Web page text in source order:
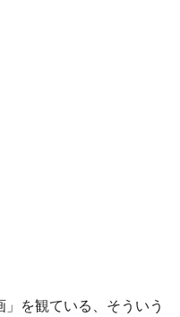
を観ている、そういう